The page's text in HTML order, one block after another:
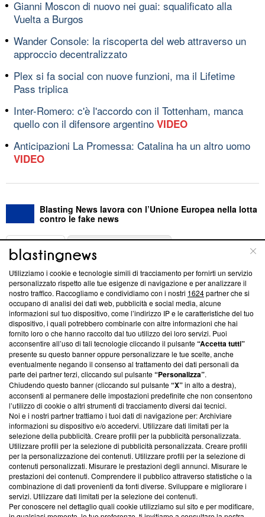
Gianni Moscon di nuovo nei guai: squalificato alla
Vuelta a Burgos
Wander Console: la riscoperta del web attraverso un
approccio decentralizzato
Plex si fa social con nuove funzioni, ma il Lifetime
Pass triplica
Inter-Romero: c'è l'accordo con il Tottenham, manca
quello con il difensore argentino VIDEO
Anticipazioni La Promessa: Catalina ha un altro uomo
VIDEO
Blasting News lavora con l’Unione Europea nella lotta
contro le fake news
ABOUT
Questa sezione offre informazioni trasparenti su Blasting
News, sui nostri processi editoriali e su come ci impegniamo a
creare news di qualità. Inoltre, afferma la nostra aderenza a
‘Trust Project - News with Integrity’Blasting News non è
ancora membro del programma, ma ha richiesto di farne
parte; Trust Project non ha ancora effettuato una verifica di
conformità agli standard.
Su di noi
Team editoriale
Corporate
Redazione
Informativa Privacy
Cookie Policy
Blasting SA, IDI CHE-247.845.224, Via Carlo Frasca, 3 - 6900
Lugano (Svizzera) Tel:+39 0690258937
Utilizziamo i cookie e tecnologie simili di tracciamento per fornirti un servizio
personalizzato rispetto alle tue esigenze di navigazione e per analizzare il
nostro traffico. Raccogliamo e condividiamo con i nostri 1624partner che si
occupano di analisi dei dati web, pubblicità e social media, alcune
informazioni sul tuo dispositivo, come l’indirizzo IP e le caratteristiche del tuo
dispositivo, i quali potrebbero combinarle con altre informazioni che hai
fornito loro o che hanno raccolto dal tuo utilizzo dei loro servizi. Puoi
acconsentire all’uso di tali tecnologie cliccando il pulsante“Accetta tutti”
presente su questo banner oppure personalizzare le tue scelte, anche
eventualmente negando il consenso al trattamento dei dati personali da
parte dei partner terzi, cliccando sul pulsante“Personalizza”.
Chiudendo questo banner (cliccando sul pulsante“X”in alto a destra),
acconsenti al permanere delle impostazioni predefinite che non consentono
l’utilizzo di cookie o altri strumenti di tracciamento diversi dai tecnici.
Noi e i nostri partner trattiamo i tuoi dati di navigazione per: Archiviare
informazioni su dispositivo e/o accedervi. Utilizzare dati limitati per la
selezione della pubblicità. Creare profili per la pubblicità personalizzata.
Utilizzare profili per la selezione di pubblicità personalizzata. Creare profili
per la personalizzazione dei contenuti. Utilizzare profili per la selezione di
contenuti personalizzati. Misurare le prestazioni degli annunci. Misurare le
prestazioni dei contenuti. Comprendere il pubblico attraverso statistiche o la
combinazione di dati provenienti da fonti diverse. Sviluppare e migliorare i
servizi. Utilizzare dati limitati per la selezione dei contenuti.
Per conoscere nel dettaglio quali cookie utilizziamo sul sito e per modificare,